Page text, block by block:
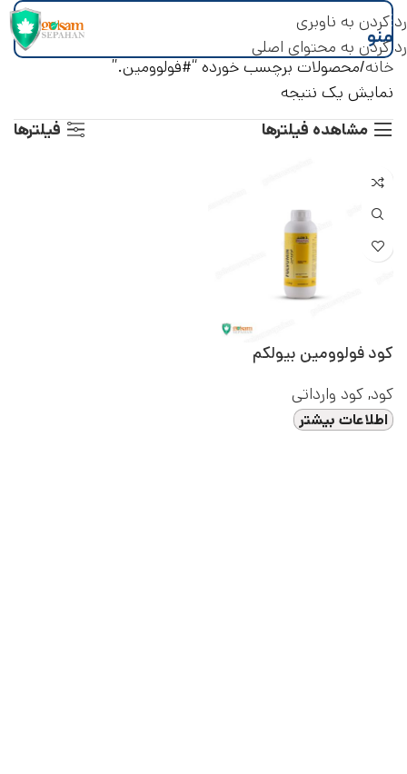
رد کردن به ناوبری
رد کردن به محتوای اصلی
منو
خانه محصولات برچسب خورده “#فولوومین.”
نمایش یک نتیجه
مشاهده فیلترها
فیلترها
کود فولوومین بیولکم
کود,کود وارداتی
اطلاعات بیشتر